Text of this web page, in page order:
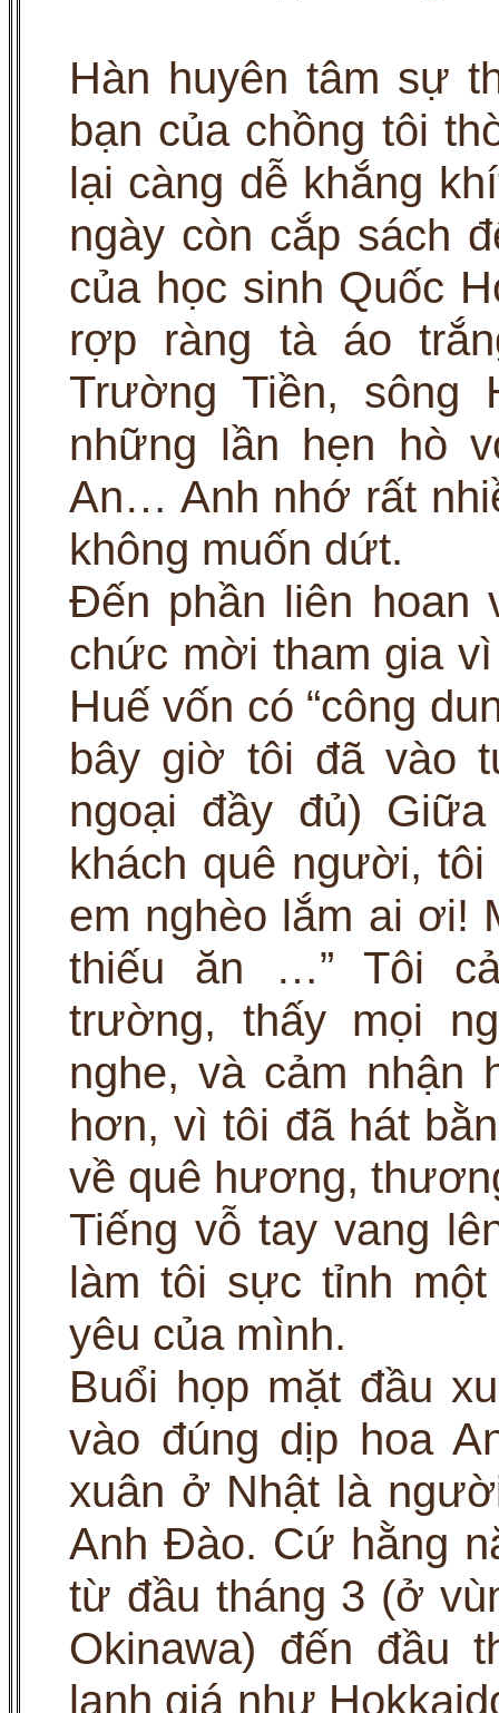
Hàn huyên tâm sự
bạn của chồng tôi
lại càng dễ khắng
ngày còn cắp sách
của học sinh Quốc
rợp ràng tà áo
Trường Tiền, sông
những lần hẹn hò
An… Anh nhớ rất
không muốn dứt.
Đến phần liên hoan
chức mời tham gia
Huế vốn có “công
bây giờ tôi đã vào
ngoại đầy đủ)
khách quê người,
em nghèo lắm ai ơi!
thiếu ăn …” Tôi
trường, thấy mọi
nghe, và cảm nhận
hơn, vì tôi đã hát
về quê hương,
Tiếng vỗ tay vang
làm tôi sực tỉnh
yêu của mình.
Buổi họp mặt đầu
vào đúng dịp hoa
xuân ở Nhật là
Anh Đào. Cứ hằng
từ đầu tháng 3 (ở
Okinawa) đến đầu
lạnh giá như